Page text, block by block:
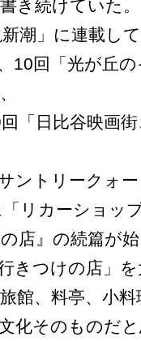
き続けていた。
潮」に連載し
10回「光が丘
「日比谷映画
ントリークォ
リカーショッ
店』の続篇が
きつけの店」
館、料亭、小料
化そのものだ